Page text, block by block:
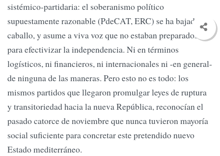
sistémico-partidaria: el soberanismo político
supuestamente razonable (PdeCAT, ERC) se ha bajado del
caballo, y asume a viva voz que no estaban preparados
para efectivizar la independencia. Ni en términos
logísticos, ni financieros, ni internacionales ni -en general-
de ninguna de las maneras. Pero esto no es todo: los
mismos partidos que llegaron promulgar leyes de ruptura
y transitoriedad hacia la nueva República, reconocían el
pasado catorce de noviembre que nunca tuvieron mayoría
social suficiente para concretar este pretendido nuevo
Estado mediterráneo.